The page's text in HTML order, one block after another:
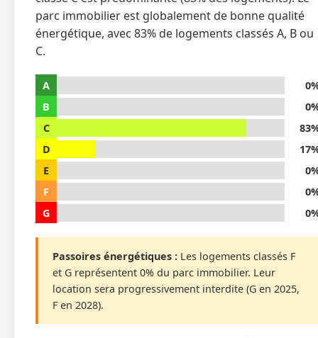
parc immobilier est globalement de bonne qualité
énergétique, avec 83% de logements classés A, B ou
C.
A
B
C
D
E
F
G
Passoires énergétiques : Les logements classés F
et G représentent 0% du parc immobilier. Leur
location sera progressivement interdite (G en 2025,
F en 2028).